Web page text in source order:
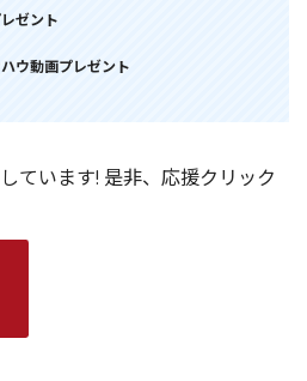
ゼント
ウ動画プレゼント
います! 是非、応援クリック